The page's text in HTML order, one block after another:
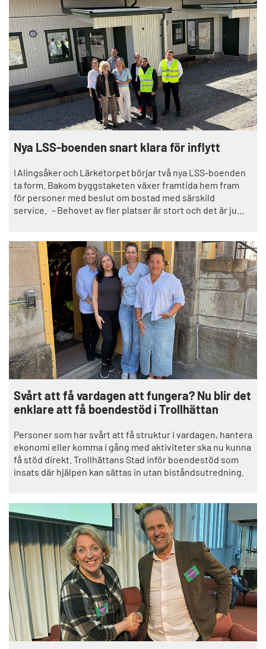
Nya LSS-boenden snart klara för inflytt
I Alingsåker och Lärketorpet börjar två nya LSS-boenden
ta form. Bakom byggstaketen växer framtida hem fram
för personer med beslut om bostad med särskild
service. – Behovet av fler platser är stort och det är ju
väldigt fina, säger Veronica
Fransson, verksamhetschef på omsorgsförvaltningen.
Svårt att få vardagen att fungera? Nu blir det
enklare att få boendestöd i Trollhättan
Personer som har svårt att få struktur i vardagen, hantera
ekonomi eller komma i gång med aktiviteter ska nu kunna
få stöd direkt. Trollhättans Stad inför boendestöd som
insats där hjälpen kan sättas in utan biståndsutredning.